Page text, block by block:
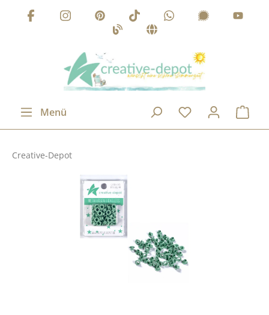
Zum Hauptinhalt springen
Menü
Creative-Depot